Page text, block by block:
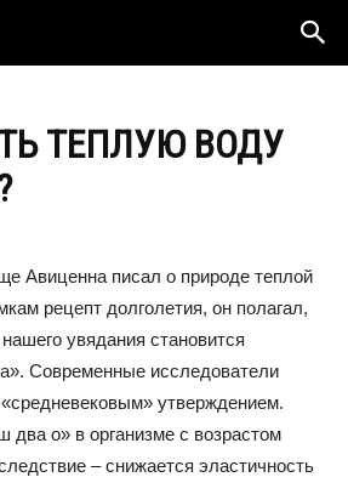
ТЕПЛУЮ ВОДУ
Авиценна писал о природе теплой
рецепт долголетия, он полагал,
увядания становится
Современные исследователи
утверждением.
два о» в организме с возрастом
– снижается эластичность